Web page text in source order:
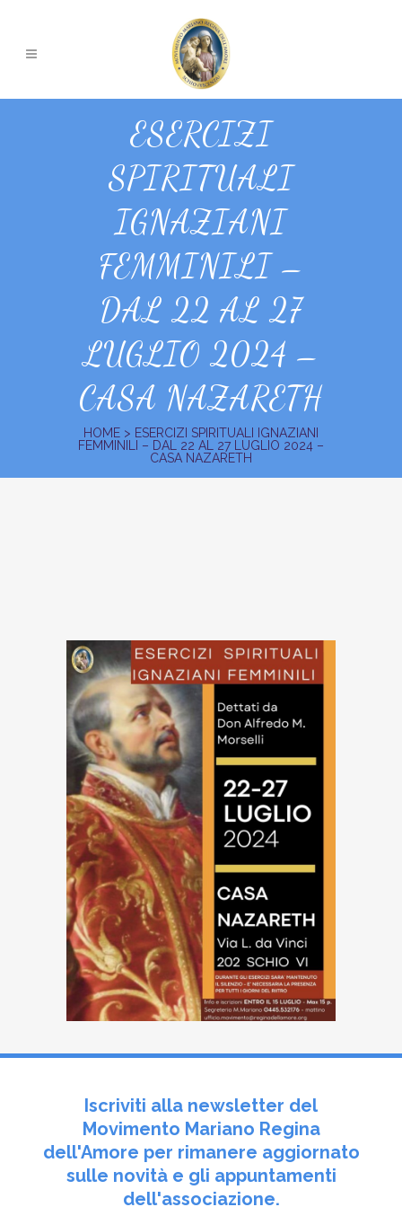
ESERCIZI
SPIRITUALI
IGNAZIANI
FEMMINILI –
DAL 22 AL 27
LUGLIO 2024 –
CASA NAZARETH
HOME > ESERCIZI SPIRITUALI IGNAZIANI
FEMMINILI – DAL 22 AL 27 LUGLIO 2024 –
CASA NAZARETH
Iscriviti alla newsletter del
Movimento Mariano Regina
dell'Amore per rimanere aggiornato
sulle novità e gli appuntamenti
dell'associazione.